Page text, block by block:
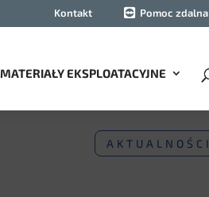
Kontakt Pomoc zdalna
MATERIAŁY EKSPLOATACYJNE
AKTUALNOŚCI